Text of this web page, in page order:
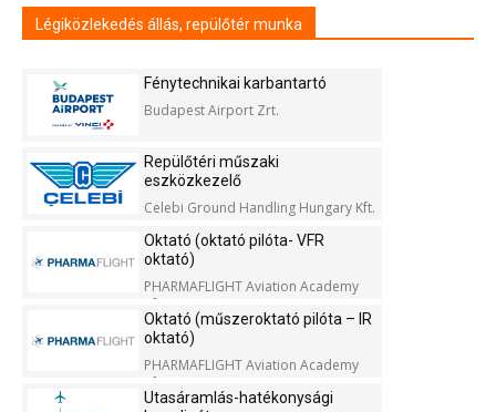
Légiközlekedés állás, repülőtér munka
Fénytechnikai karbantartó
Budapest Airport Zrt.
Repülőtéri műszaki
eszközkezelő
Celebi Ground Handling Hungary Kft.
Oktató (oktató pilóta- VFR
oktató)
PHARMAFLIGHT Aviation Academy
Kft.
Oktató (műszeroktató pilóta – IR
oktató)
PHARMAFLIGHT Aviation Academy
Kft.
Utasáramlás-hatékonysági